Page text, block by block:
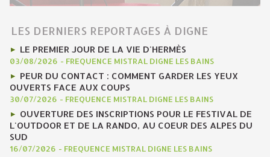
LES DERNIERS REPORTAGES À DIGNE
LE PREMIER JOUR DE LA VIE D'HERMÈS
03/08/2026 - FREQUENCE MISTRAL DIGNE LES BAINS
PEUR DU CONTACT : COMMENT GARDER LES YEUX
OUVERTS FACE AUX COUPS
30/07/2026 - FREQUENCE MISTRAL DIGNE LES BAINS
OUVERTURE DES INSCRIPTIONS POUR LE FESTIVAL DE
L'OUTDOOR ET DE LA RANDO, AU COEUR DES ALPES DU
SUD
16/07/2026 - FREQUENCE MISTRAL DIGNE LES BAINS